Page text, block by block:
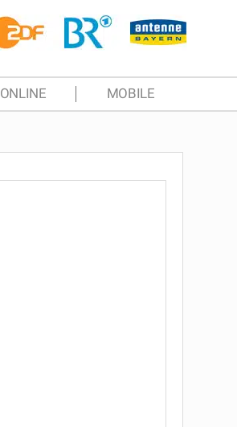
ONLINE MOBILE